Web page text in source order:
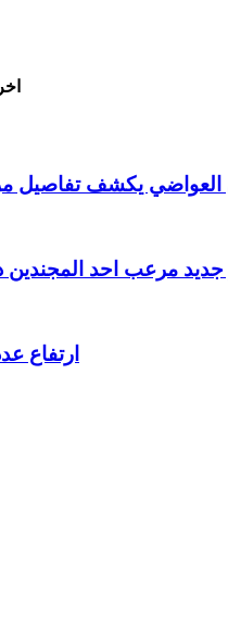
ارتفاع عدد قتلى